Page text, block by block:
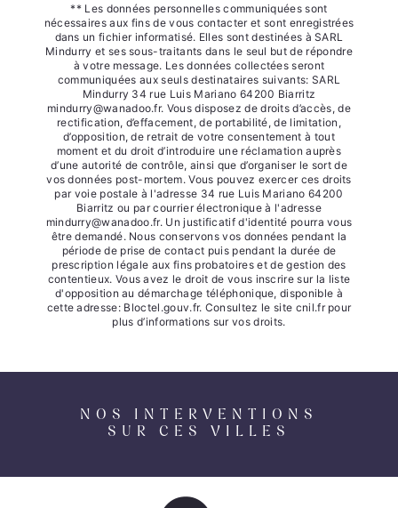
** Les données personnelles communiquées sont
nécessaires aux fins de vous contacter et sont enregistrées
dans un fichier informatisé. Elles sont destinées à SARL
Mindurry et ses sous-traitants dans le seul but de répondre
à votre message. Les données collectées seront
communiquées aux seuls destinataires suivants: SARL
Mindurry 34 rue Luis Mariano 64200 Biarritz
mindurry@wanadoo.fr. Vous disposez de droits d’accès, de
rectification, d’effacement, de portabilité, de limitation,
d’opposition, de retrait de votre consentement à tout
moment et du droit d’introduire une réclamation auprès
d’une autorité de contrôle, ainsi que d’organiser le sort de
vos données post-mortem. Vous pouvez exercer ces droits
par voie postale à l'adresse 34 rue Luis Mariano 64200
Biarritz ou par courrier électronique à l'adresse
mindurry@wanadoo.fr. Un justificatif d'identité pourra vous
être demandé. Nous conservons vos données pendant la
période de prise de contact puis pendant la durée de
prescription légale aux fins probatoires et de gestion des
contentieux. Vous avez le droit de vous inscrire sur la liste
d'opposition au démarchage téléphonique, disponible à
cette adresse: Bloctel.gouv.fr. Consultez le site cnil.fr pour
plus d’informations sur vos droits.
NOS INTERVENTIONS
SUR CES VILLES